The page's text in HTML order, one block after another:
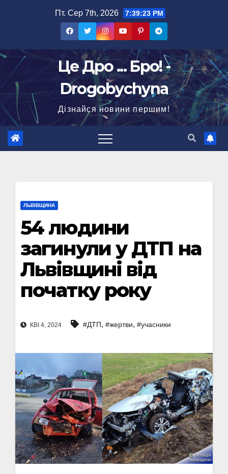
Пт. Сер 7th, 2026 7:39:24 PM
Це Дро ... Бро! -
Drogobychyna
Дізнайся новини першим!
ЛЬВІВЩИНА
54 людини
загинули у ДТП на
Львівщині від
початку року
КВІ 4, 2024 #ДТП, #жертви, #учасники